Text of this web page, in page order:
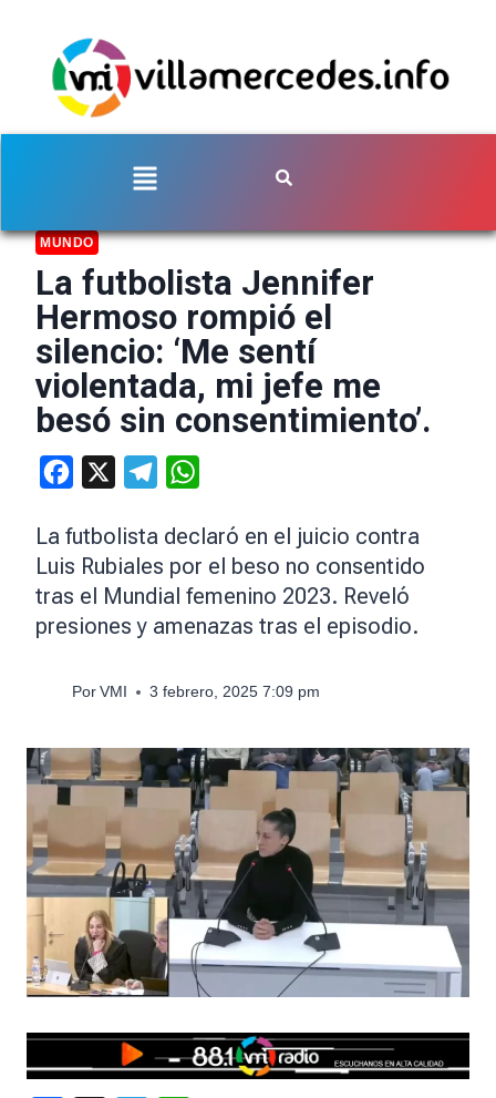
MUNDO
La futbolista Jennifer
Hermoso rompió el
silencio: ‘Me sentí
violentada, mi jefe me
besó sin consentimiento’.
Facebook Telegram
La futbolista declaró en el juicio contra
Luis Rubiales por el beso no consentido
tras el Mundial femenino 2023. Reveló
presiones y amenazas tras el episodio.
Por VMI 3 febrero, 2025 7:09 pm